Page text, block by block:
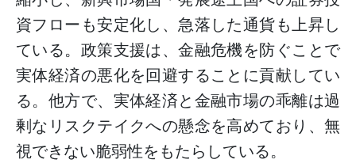
資フローも安定化し、急落した通貨も上昇し
ている。政策支援は、金融危機を防ぐことで
実体経済の悪化を回避することに貢献してい
る。他方で、実体経済と金融市場の乖離は過
剰なリスクテイクへの懸念を高めており、無
視できない脆弱性をもたらしている。